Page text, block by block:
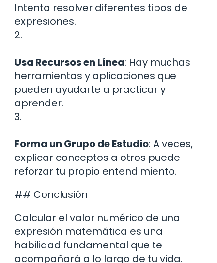
Intenta resolver diferentes tipos de
expresiones.
2.
Usa Recursos en Línea: Hay muchas
herramientas y aplicaciones que
pueden ayudarte a practicar y
aprender.
3.
Forma un Grupo de Estudio: A veces,
explicar conceptos a otros puede
reforzar tu propio entendimiento.
## Conclusión
Calcular el valor numérico de una
expresión matemática es una
habilidad fundamental que te
acompañará a lo largo de tu vida.